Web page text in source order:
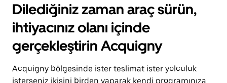
Dilediğiniz zaman araç sürün,
ihtiyacınız olanı içinde
gerçekleştirin Acquigny
Acquigny bölgesinde ister teslimat ister yolculuk
isterseniz ikisini birden yaparak kendi programınıza